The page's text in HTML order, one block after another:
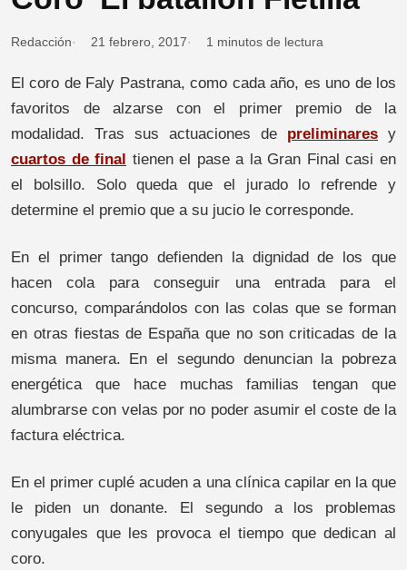
Redacción 21 febrero, 2017 1 minutos de lectura
El coro de Faly Pastrana, como cada año, es uno de los
favoritos de alzarse con el primer premio de la
modalidad. Tras sus actuaciones de preliminares y
cuartos de final tienen el pase a la Gran Final casi en
el bolsillo. Solo queda que el jurado lo refrende y
determine el premio que a su jucio le corresponde.
En el primer tango defienden la dignidad de los que
hacen cola para conseguir una entrada para el
concurso, comparándolos con las colas que se forman
en otras fiestas de España que no son criticadas de la
misma manera. En el segundo denuncian la pobreza
energética que hace muchas familias tengan que
alumbrarse con velas por no poder asumir el coste de la
factura eléctrica.
En el primer cuplé acuden a una clínica capilar en la que
le piden un donante. El segundo a los problemas
conyugales que les provoca el tiempo que dedican al
coro.